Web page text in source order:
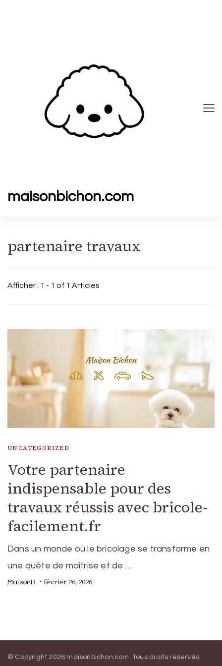
maisonbichon.com
partenaire travaux
Afficher : 1 - 1 of 1 Articles
UNCATEGORIZED
Votre partenaire
indispensable pour des
travaux réussis avec bricole-
facilement.fr
Dans un monde où le bricolage se transforme en
une quête de maîtrise et de …
MaisonB février 26, 2026
© Copyright.2026 maisonbichon.com . Tous droits réservés.